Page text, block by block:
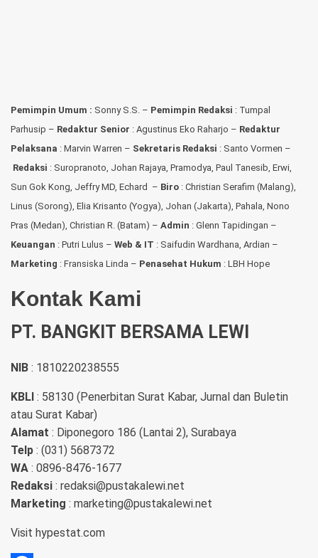
Pemimpin Umum : Sonny S.S. – Pemimpin Redaksi : Tumpal
Parhusip – Redaktur Senior : Agustinus Eko Raharjo – Redaktur
Pelaksana : Marvin Warren – Sekretaris Redaksi : Santo Vormen –
Redaksi : Suropranoto, Johan Rajaya, Pramodya, Paul Tanesib, Erwi,
Sun Gok Kong, Jeffry MD, Echard – Biro : Christian Serafim (Malang),
Linus (Sorong), Elia Krisanto (Yogya), Johan (Jakarta), Pahala, Nono
Pras (Medan), Christian R. (Batam) – Admin : Glenn Tapidingan –
Keuangan : Putri Lulus – Web & IT : Saifudin Wardhana, Ardian –
Marketing : Fransiska Linda – Penasehat Hukum : LBH Hope
Kontak Kami
PT. BANGKIT BERSAMA LEWI
NIB : 1810220238555
KBLI : 58130 (Penerbitan Surat Kabar, Jurnal dan Buletin
atau Surat Kabar)
Alamat : Diponegoro 186 (Lantai 2), Surabaya
Telp : (031) 5687372
WA : 0896-8476-1677
Redaksi : redaksi@pustakalewi.net
Marketing : marketing@pustakalewi.net
Visit hypestat.com